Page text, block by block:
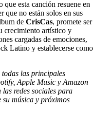
esta canción resuene en
que no están solos en sus
de CrisCas, promete ser
crecimiento artístico y
cargadas de emociones,
Latino y establecerse como
las principales
Apple Music y Amazon
redes sociales para
su música y próximos